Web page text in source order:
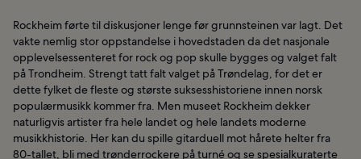
Rockheim førte til diskusjoner lenge før grunnsteinen var lagt. Det
vakte nemlig stor oppstandelse i hovedstaden da det nasjonale
opplevelsessenteret for rock og pop skulle bygges og valget falt
på Trondheim. Strengt tatt falt valget på Trøndelag, for det er
dette fylket de fleste og største suksesshistoriene innen norsk
populærmusikk kommer fra. Men museet Rockheim dekker
naturligvis artister fra hele landet og hele landets moderne
musikkhistorie. Her kan du spille gitarduell mot hårete helter fra
80-tallet, bli med trønderrockere på turné og se spesialkuraterte